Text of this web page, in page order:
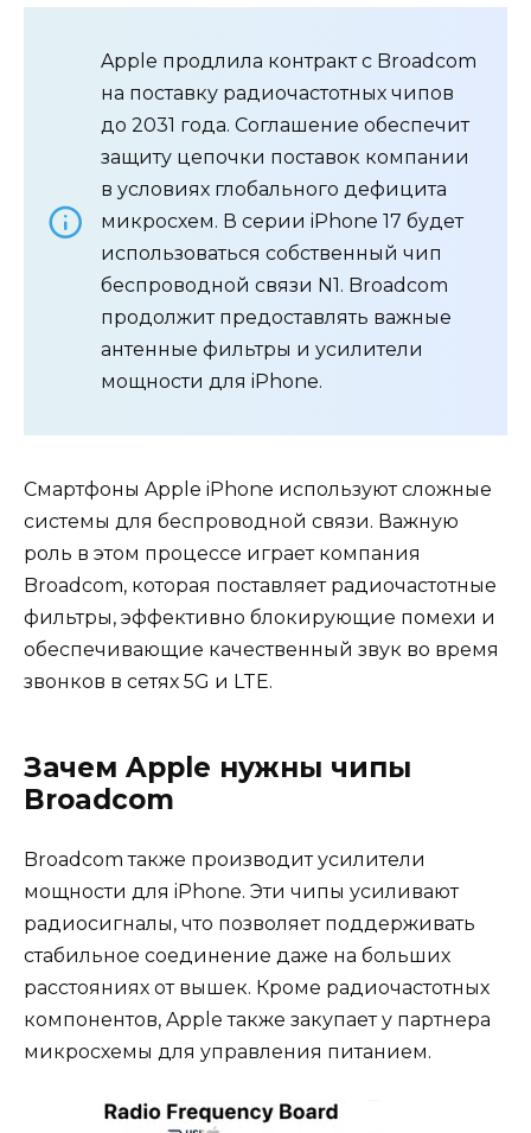
Apple продлила контракт с Broadcom
на поставку радиочастотных чипов
до 2031 года. Соглашение обеспечит
защиту цепочки поставок компании
в условиях глобального дефицита
микросхем. В серии iPhone 17 будет
использоваться собственный чип
беспроводной связи N1. Broadcom
продолжит предоставлять важные
антенные фильтры и усилители
мощности для iPhone.
Смартфоны Apple iPhone используют сложные
системы для беспроводной связи. Важную
роль в этом процессе играет компания
Broadcom, которая поставляет радиочастотные
фильтры, эффективно блокирующие помехи и
обеспечивающие качественный звук во время
звонков в сетях 5G и LTE.
Зачем Apple нужны чипы
Broadcom
Broadcom также производит усилители
мощности для iPhone. Эти чипы усиливают
радиосигналы, что позволяет поддерживать
стабильное соединение даже на больших
расстояниях от вышек. Кроме радиочастотных
компонентов, Apple также закупает у партнера
микросхемы для управления питанием.